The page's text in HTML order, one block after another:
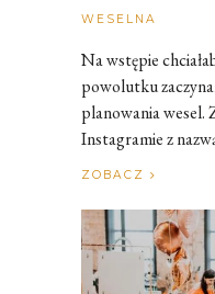
WESELNA
Na wstępie
powolutku
planowania wesel.
Instagramie z
ZOBACZ